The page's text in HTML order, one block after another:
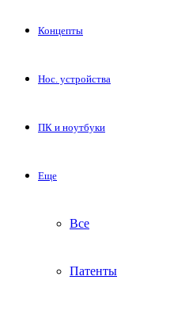
Концепты
Нос. устройства
ПК и ноутбуки
Еще
Все
Патенты